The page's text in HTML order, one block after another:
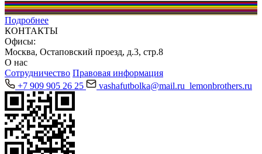
Подробнее
КОНТАКТЫ
Офисы:
Москва, Остаповский проезд, д.3, стр.8
О нас
Сотрудничество Правовая информация
+7 909 905 26 25
vashafutbolka@mail.ru lemonbrothers.ru